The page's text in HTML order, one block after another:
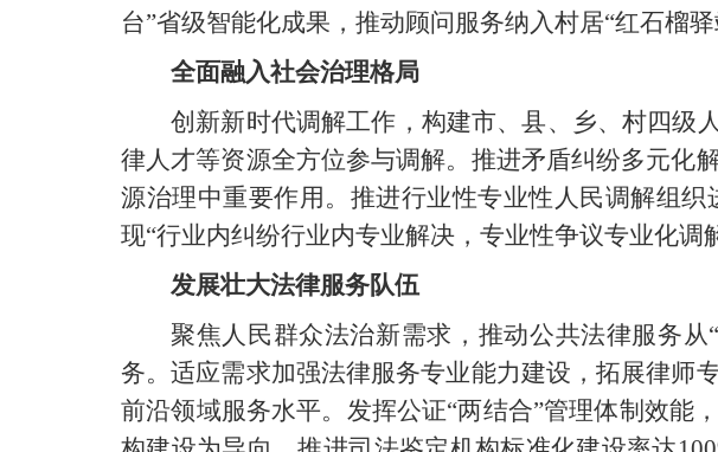
台”省级智能化成果，推动顾问服务纳入村居“红石榴驿
全面融入社会治理格局
创新新时代调解工作，构建市、县、乡、村四级
律人才等资源全方位参与调解。推进矛盾纠纷多元化
源治理中重要作用。推进行业性专业性人民调解组
现“行业内纠纷行业内专业解决，专业性争议专业化调
发展壮大法律服务队伍
聚焦人民群众法治新需求，推动公共法律服务
务。适应需求加强法律服务专业能力建设，拓展律师
前沿领域服务水平。发挥公证“两结合”管理体制效能